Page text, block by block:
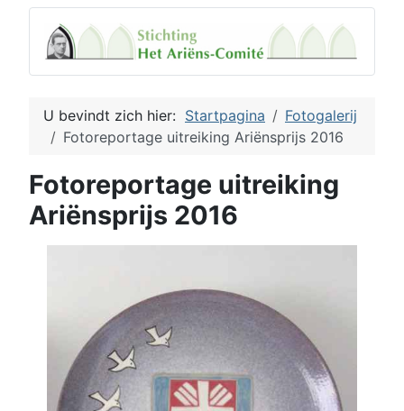
U bevindt zich hier: Startpagina
Fotogalerij
Fotoreportage uitreiking Ariënsprijs 2016
Fotoreportage uitreiking
Ariënsprijs 2016